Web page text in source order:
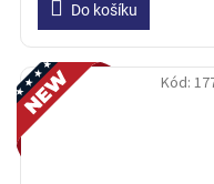
Do košíku
Novinka Kód: